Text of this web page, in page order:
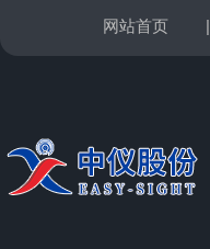
网站首页 |